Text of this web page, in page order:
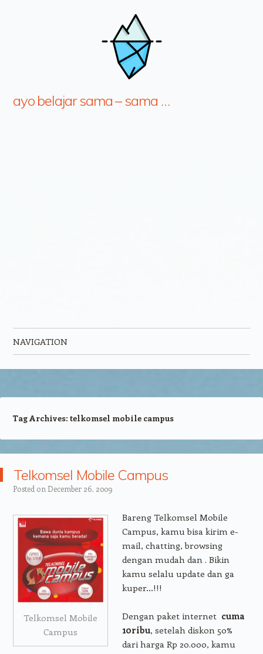
ayo belajar sama – sama …
NAVIGATION
Tag Archives: telkomsel mobile campus
Telkomsel Mobile Campus
Posted on December 26, 2009
Telkomsel Mobile
Campus
Bareng Telkomsel Mobile
Campus, kamu bisa kirim e-
mail, chatting, browsing
dengan mudah dan . Bikin
kamu selalu update dan ga
kuper…!!!
Dengan paket internet cuma
10ribu, setelah diskon 50%
dari harga Rp 20.000, kamu